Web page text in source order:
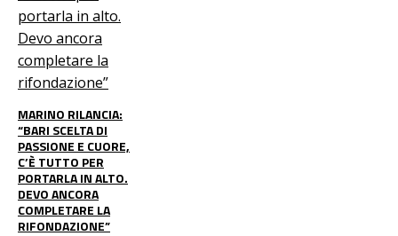
MARINO RILANCIA:
“BARI SCELTA DI
PASSIONE E CUORE,
C’È TUTTO PER
PORTARLA IN ALTO.
DEVO ANCORA
COMPLETARE LA
RIFONDAZIONE”